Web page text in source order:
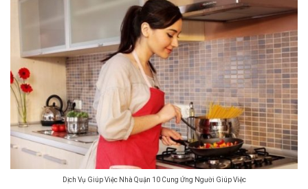
Dịch Vụ Giúp Việc Nhà Quận 10 Cung Ứng Người Giúp Việc